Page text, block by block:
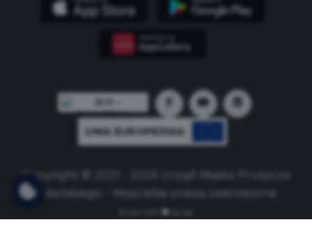
UNIA EUROPEJSKA
Gdańskiego - Wszystkie prawa zastrzeżone